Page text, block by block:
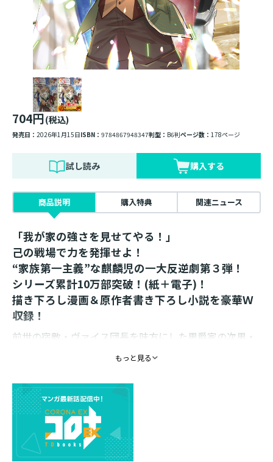
704円(税込)
発売日： 2026年1月15日ISBN： 9784867948347判型： B6判ページ数： 178ページ
試し読み 購入する
商品説明 購入特典 関連ニュース
「我が家の強さを見せてやる！」
己の戦場で力を発揮せよ！
“家族第一主義”な麒麟児の一大反逆劇第３弾！
シリーズ累計10万部突破！(紙＋電子)！
描き下ろし漫画＆原作者書き下ろし小説を豪華Ｗ
収録！
前世の宿敵・ヴァイス団長を味方にした男爵家の次男・
迫る災厄――侵略戦争の防衛線へ向けて、彼は思いを馳せて
いた。
戦略、新型の武器、味方の戦力いずれをとっても準備は
万端……。
それでも、まだ不安は拭えない。
自らの幼さから戦地へ行けないもどかしさも相まってい
く。
もっと見る